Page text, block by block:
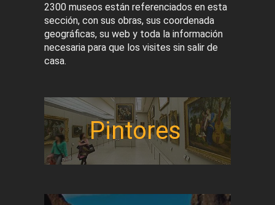
2300 museos están referenciados en esta
sección, con sus obras, sus coordenada
geográficas, su web y toda la información
necesaria para que los visites sin salir de
casa.
Pintores